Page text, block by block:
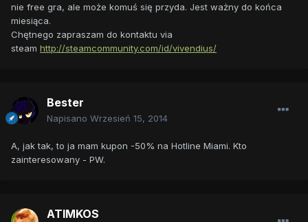
nie free gra, ale może komuś się przyda. Jest ważny do końca
miesiąca.
Chętnego zapraszam do kontaktu via
steam http://steamcommunity.com/id/vivendius/
Bester
Napisano Wrzesień 15, 2014
A, jak tak, to ja mam kupon -50% na Hotline Miami. Kto
zainteresowany - PW.
ATIMKOS